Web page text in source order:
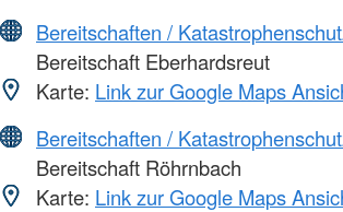
Bereitschaften /
Bereitschaft Eberhardsreut
Karte: Link zur Google Maps
Bereitschaften /
Bereitschaft Röhrnbach
Karte: Link zur Google Maps